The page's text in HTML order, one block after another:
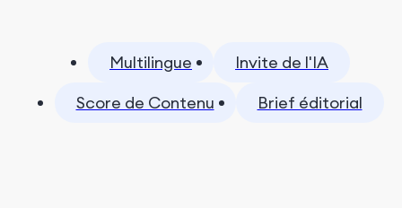
Multilingue
Invite de l'IA
Score de Contenu
Brief éditorial